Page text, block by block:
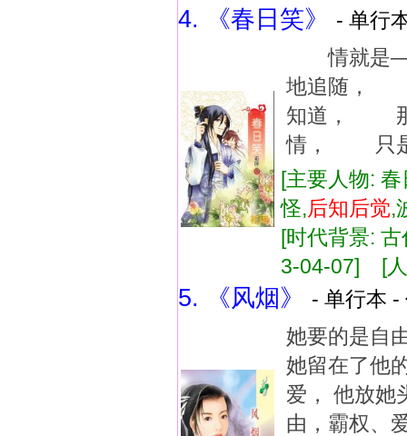
4. 《春日笑》
- 单行
情就是
地追随，
知道， 那
情， 只是
[主要人物:
怪,后知后觉,
[时代背景:
3-04-07] [
5. 《风烟》
- 单行本
她要的是自
她留在了他
爱， 他放她
由，霸权